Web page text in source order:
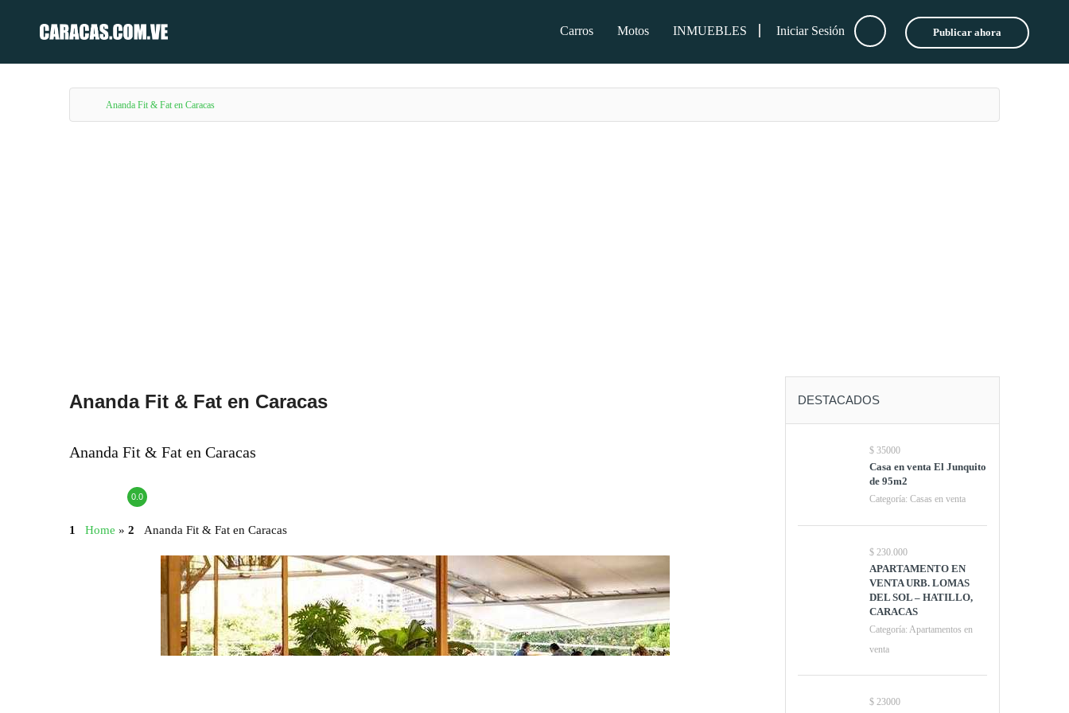
Iniciar Sesión Publicar ahora
Carros Motos INMUEBLES
Ananda Fit & Fat en Caracas
Ananda Fit & Fat en Caracas
Ananda Fit & Fat en Caracas
Home» Ananda Fit & Fat en Caracas
DESTACADOS
$ 35000
Casa en venta El
Junquito de 95m2
Categoría:Casas en venta
$ 230.000
APARTAMENTO EN
VENTA URB. LOMAS DEL
SOL – HATILLO, CARACAS
Categoría:
en venta
Venta Apartamento tipo